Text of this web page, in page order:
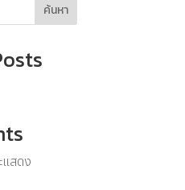
ค้นหา
แสดง